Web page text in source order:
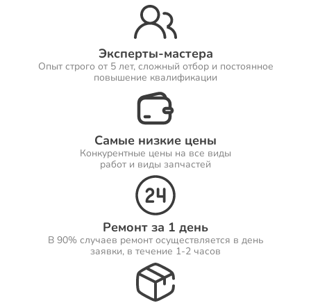
Эксперты-мастера
Опыт строго от 5 лет, сложный отбор и постоянное
повышение квалификации
Самые низкие цены
Конкурентные цены на все виды
работ и виды запчастей
Ремонт за 1 день
В 90% случаев ремонт осуществляется в день
заявки, в течение 1-2 часов
Ремонт Саундбаров
Ремонт VR систем
Ремонт Сабвуферов
Ремонт Посудомоечных машин